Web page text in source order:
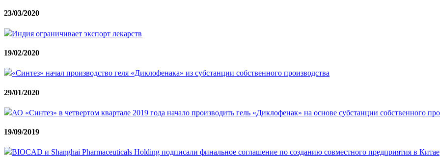
23/03/2020
Индия ограничивает экспорт лекарств
19/02/2020
«Синтез» начал производство геля «Диклофенака» из субстанции собственного производства
29/01/2020
АО «Синтез» в четвертом квартале 2019 года начало производить гель «Диклофенак» на основе субстанции собственного
19/09/2019
BIOCAD и Shanghai Pharmaceuticals Holding подписали финальное соглашение по созданию совместного предприятия в Китае